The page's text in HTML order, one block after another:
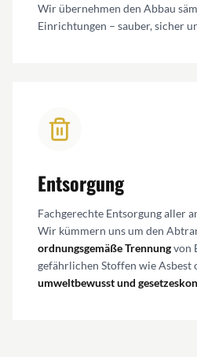
Wir übernehmen den Abbau
Einrichtungen – sauber, sicher
Entsorgung
Fachgerechte Entsorgung aller
Wir kümmern uns um den
ordnungsgemäße Trennungvon
gefährlichen Stoffen wie
umweltbewusst und